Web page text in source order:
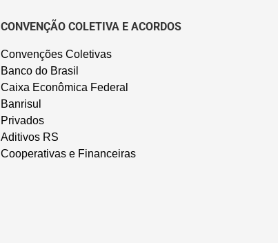
CONVENÇÃO COLETIVA E ACORDOS
Convenções Coletivas
Banco do Brasil
Caixa Econômica Federal
Banrisul
Privados
Aditivos RS
Cooperativas e Financeiras